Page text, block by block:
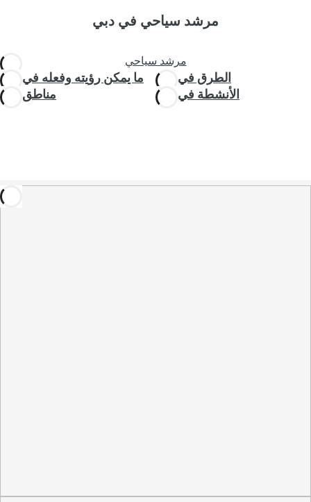
مرشد سياحي في دبي
مرشد سياحي
ما يمكن رؤيته وفعله في دبي
الطرق في دبي
مناطق دبي
الأنشطة في دبي